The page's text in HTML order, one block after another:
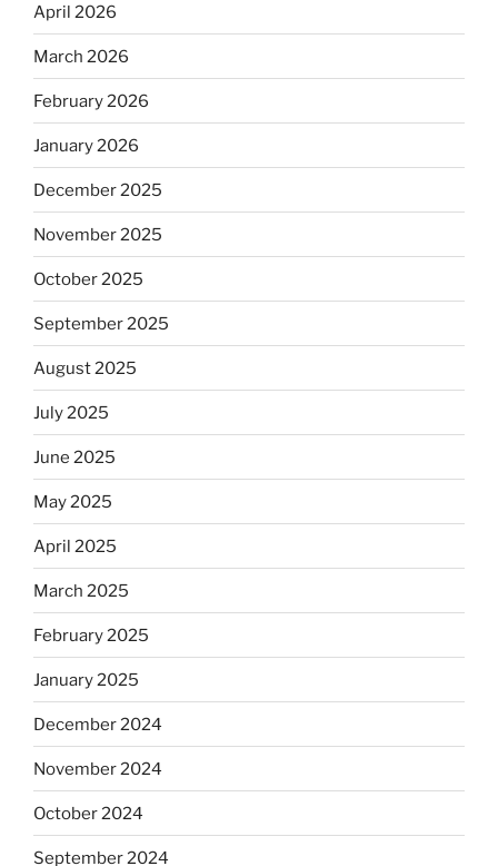
April 2026
March 2026
February 2026
January 2026
December 2025
November 2025
October 2025
September 2025
August 2025
July 2025
June 2025
May 2025
April 2025
March 2025
February 2025
January 2025
December 2024
November 2024
October 2024
September 2024